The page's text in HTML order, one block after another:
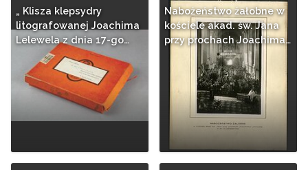
„ Klisza klepsydry
litografowanej Joachima
Lelewela z dnia 17-go…
Nabożeństwo żałobne w
kościele akad. św. Jana
przy prochach Joachima…